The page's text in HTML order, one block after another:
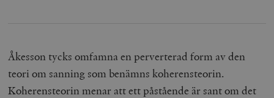
Åkesson tycks omfamna en perverterad form av den
teori om sanning som benämns koherensteorin.
Koherensteorin menar att ett påstående är sant om det